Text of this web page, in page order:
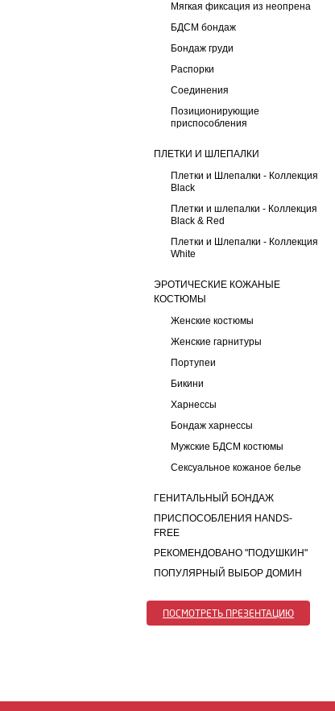
Мягкая фиксация из неопрена
БДСМ бондаж
Бондаж груди
Распорки
Соединения
Позиционирующие
приспособления
ПЛЕТКИ И ШЛЕПАЛКИ
Плетки и Шлепалки - Коллекция
Black
Плетки и шлепалки - Коллекция
Black & Red
Плетки и Шлепалки - Коллекция
White
ЭРОТИЧЕСКИЕ КОЖАНЫЕ
КОСТЮМЫ
Женские костюмы
Женские гарнитуры
Портупеи
Бикини
Харнессы
Бондаж харнессы
Мужские БДСМ костюмы
Сексуальное кожаное белье
ГЕНИТАЛЬНЫЙ БОНДАЖ
ПРИСПОСОБЛЕНИЯ HANDS-
FREE
РЕКОМЕНДОВАНО "ПОДУШКИН"
ПОПУЛЯРНЫЙ ВЫБОР ДОМИН
ПОСМОТРЕТЬ ПРЕЗЕНТАЦИЮ